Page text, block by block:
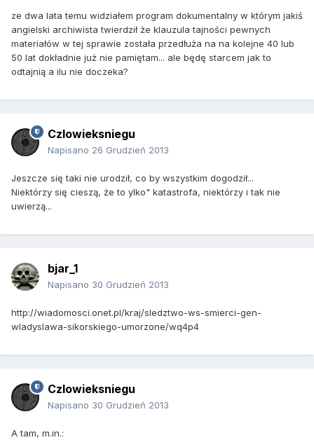
ze dwa lata temu widziałem program dokumentalny w którym jakiś
angielski archiwista twierdził że klauzula tajności pewnych
materiałów w tej sprawie została przedłuża na na kolejne 40 lub
50 lat dokładnie już nie pamiętam... ale będę starcem jak to
odtajnią a ilu nie doczeka?
Czlowieksniegu
Napisano 26 Grudzień 2013
Jeszcze się taki nie urodził, co by wszystkim dogodził...
Niektórzy się cieszą, że to ylko" katastrofa, niektórzy i tak nie
uwierzą...
bjar_1
Napisano 30 Grudzień 2013
http://wiadomosci.onet.pl/kraj/sledztwo-ws-smierci-gen-
wladyslawa-sikorskiego-umorzone/wq4p4
Czlowieksniegu
Napisano 30 Grudzień 2013
A tam, m.in.: